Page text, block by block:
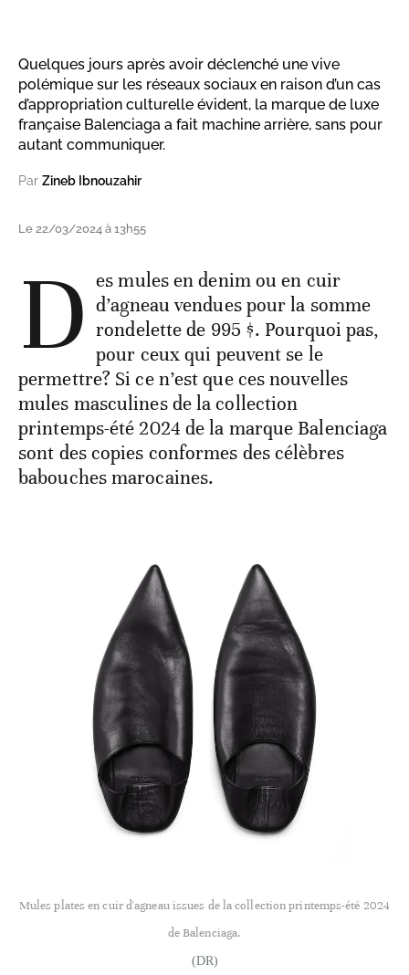
Quelques jours après avoir déclenché une vive
polémique sur les réseaux sociaux en raison d’un cas
d’appropriation culturelle évident, la marque de luxe
française Balenciaga a fait machine arrière, sans pour
autant communiquer.
Par Zineb Ibnouzahir
Le 22/03/2024 à 13h55
D es mules en denim ou en cuir
d’agneau vendues pour la somme
rondelette de 995 $. Pourquoi pas,
pour ceux qui peuvent se le
permettre? Si ce n’est que ces nouvelles
mules masculines de la collection
printemps-été 2024 de la marque Balenciaga
sont des copies conformes des célèbres
babouches marocaines.
Mules plates en cuir d'agneau issues de la collection printemps-été 2024
de Balenciaga.
(DR)